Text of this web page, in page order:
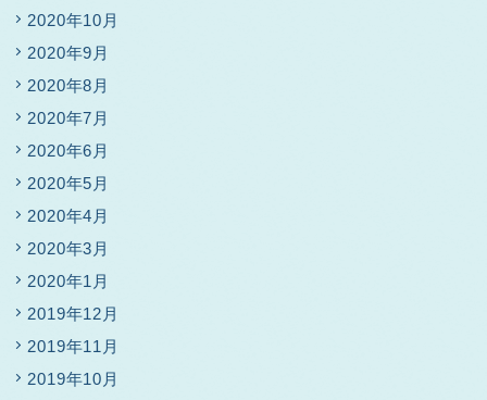
2020年10月
2020年9月
2020年8月
2020年7月
2020年6月
2020年5月
2020年4月
2020年3月
2020年1月
2019年12月
2019年11月
2019年10月